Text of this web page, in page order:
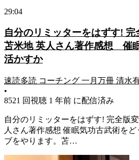
29:04
自分のリミッターをはずす!
苫米地 英人さん著作感想 催
活かすか
速読多読 コーチング 一月万冊 清水
•
8521 回視聴 1 年前 に配信済み
自分のリミッターをはずす! 完全版
人 さん著作感想 催眠気功古武術をど
ブをやります。苫…